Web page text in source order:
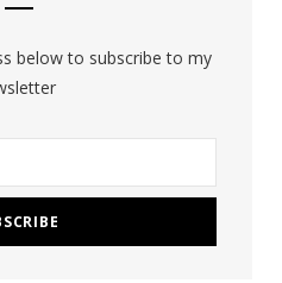
below to subscribe to my